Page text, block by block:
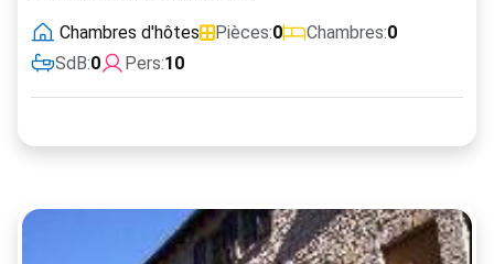
Chambres d'hôtes Pièces:0 Chambres:0
SdB:0 Pers:10